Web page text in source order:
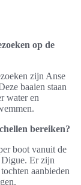
op de
zijn Anse
baaien staan
water en
bereiken?
boot vanuit de
Digue. Er zijn
aanbieden